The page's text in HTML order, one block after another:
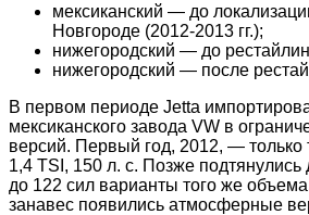
мексиканский — до
Новгороде (2012-2013 гг.);
нижегородский — до
нижегородский — после
В первом периоде Jetta
мексиканского завода VW в
версий. Первый год, 2012, — только
1,4 TSI, 150 л. с. Позже
до 122 сил варианты того же
занавес появились атмосферные